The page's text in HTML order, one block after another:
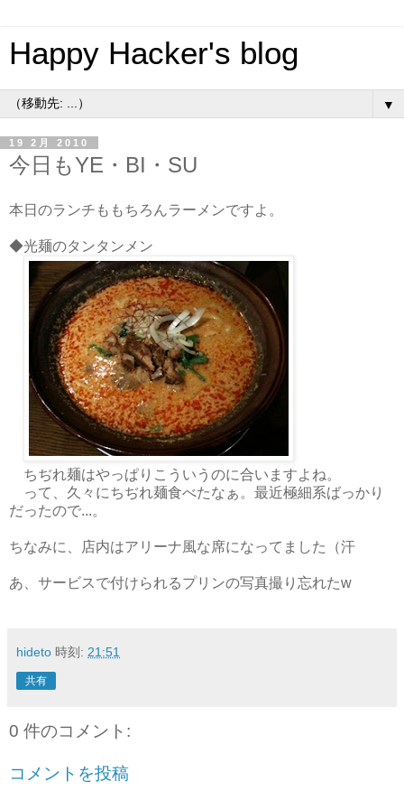
Happy Hacker's blog
▼
19 2月 2010
今日もYE・BI・SU
本日のランチももちろんラーメンですよ。
◆光麺のタンタンメン
ちぢれ麺はやっぱりこういうのに合いますよね。
って、久々にちぢれ麺食べたなぁ。最近極細系ばっかり
だったので...。
ちなみに、店内はアリーナ風な席になってました（汗
あ、サービスで付けられるプリンの写真撮り忘れたw
hideto 時刻: 21:51
共有
0 件のコメント:
コメントを投稿